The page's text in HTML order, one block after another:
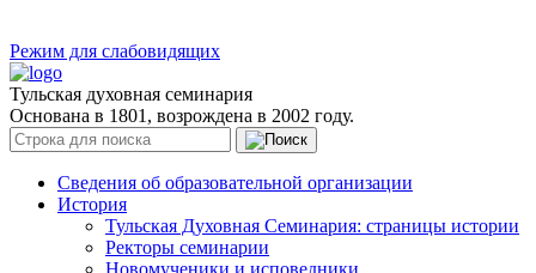
Режим для слабовидящих
Тульская духовная семинария
Основана в 1801, возрождена в 2002 году.
Сведения об образовательной организации
История
Тульская Духовная Семинария: страницы истории
Ректоры семинарии
Новомученики и исповедники